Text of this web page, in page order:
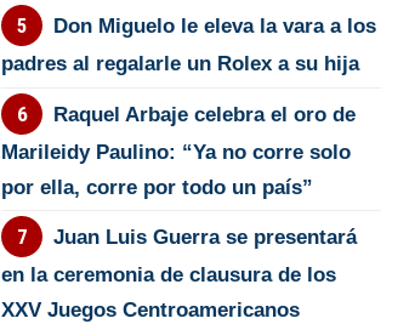
Don Miguelo le eleva la vara a los
padres al regalarle un Rolex a su hija
Raquel Arbaje celebra el oro de
Marileidy Paulino: “Ya no corre solo
por ella, corre por todo un país”
Juan Luis Guerra se presentará
en la ceremonia de clausura de los
XXV Juegos Centroamericanos